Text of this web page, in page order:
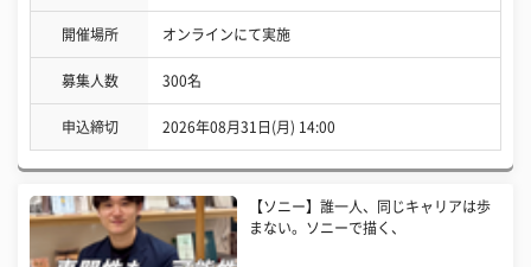
開催場所 オンラインにて実施
募集人数 300名
申込締切 2026年08月31日(月) 14:00
【ソニー】誰一人、同じキャリアは歩
まない。ソニーで描く、